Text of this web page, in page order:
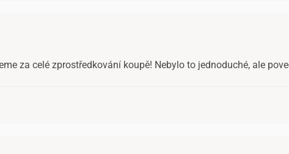
za celé zprostředkování koupě! Nebylo to jednoduché, ale